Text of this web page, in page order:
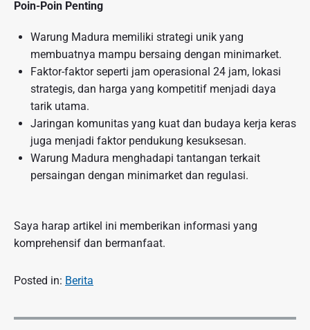
Poin-Poin Penting
Warung Madura memiliki strategi unik yang
membuatnya mampu bersaing dengan minimarket.
Faktor-faktor seperti jam operasional 24 jam, lokasi
strategis, dan harga yang kompetitif menjadi daya
tarik utama.
Jaringan komunitas yang kuat dan budaya kerja keras
juga menjadi faktor pendukung kesuksesan.
Warung Madura menghadapi tantangan terkait
persaingan dengan minimarket dan regulasi.
Saya harap artikel ini memberikan informasi yang
komprehensif dan bermanfaat.
Posted in: Berita
N